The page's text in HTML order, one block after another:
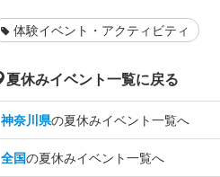
体験イベント・アクティビティ
夏休みイベント一覧に戻る
神奈川県の夏休みイベント一覧へ
全国の夏休みイベント一覧へ